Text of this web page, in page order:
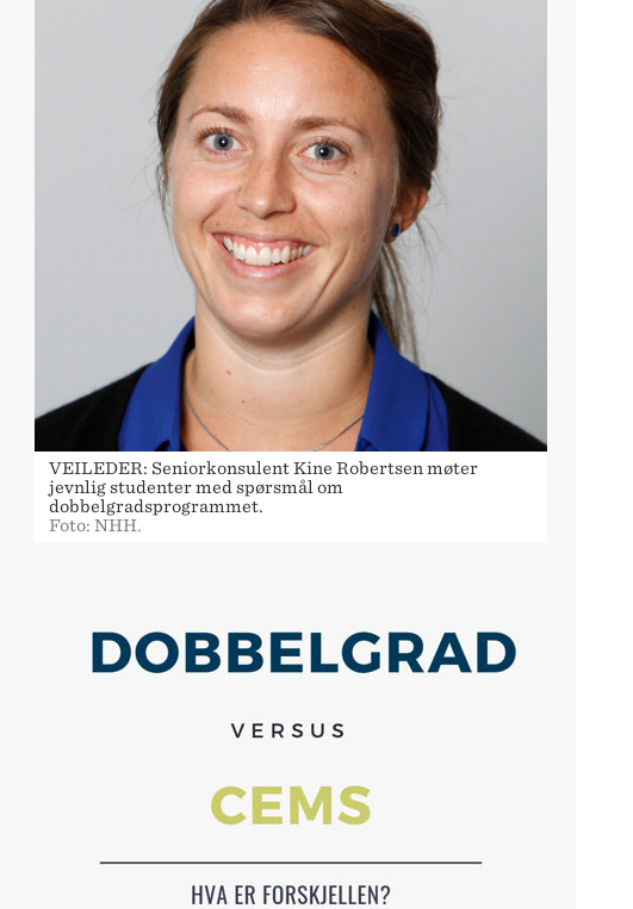
VEILEDER: Seniorkonsulent Kine Robertsen møter
jevnlig studenter med spørsmål om
dobbelgradsprogrammet.
Foto: NHH.